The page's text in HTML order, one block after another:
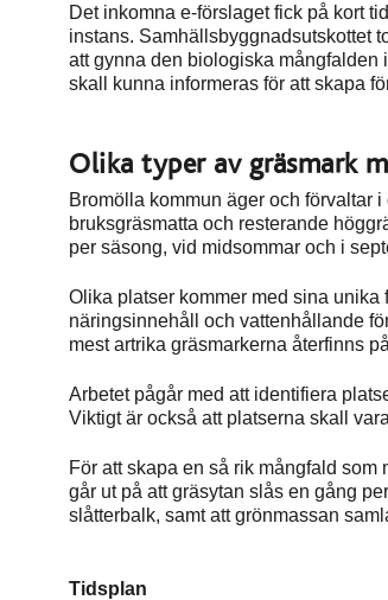
Det inkomna e-förslaget fick på kort
instans. Samhällsbyggnadsutskottet
att gynna den biologiska mångfalden
skall kunna informeras för att skapa
Olika typer av gräsmark
Bromölla kommun äger och förvaltar
bruksgräsmatta och resterande
per säsong, vid midsommar och i
Olika platser kommer med sina
näringsinnehåll och vattenhållande
mest artrika gräsmarkerna återfinns
Arbetet pågår med att identifiera
Viktigt är också att platserna skall
För att skapa en så rik mångfald
går ut på att gräsytan slås en gång
slåtterbalk, samt att grönmassan
Tidsplan